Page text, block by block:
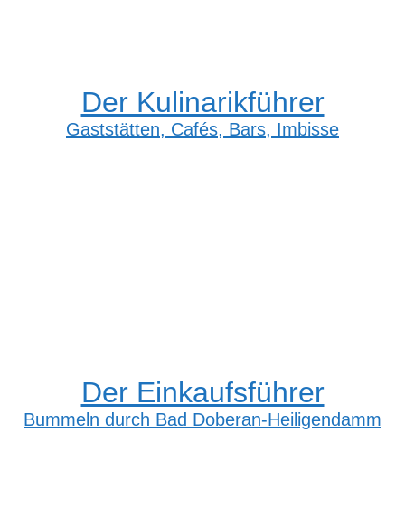
Der Kulinarikführer
Gaststätten, Cafés, Bars, Imbisse
Der Einkaufsführer
Bummeln durch Bad Doberan-Heiligendamm